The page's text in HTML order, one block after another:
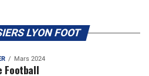
LYON FOOT
Mars 2024
Football